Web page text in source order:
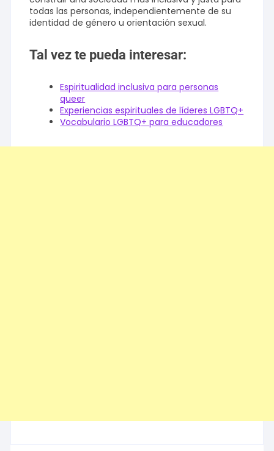
todas las personas, independientemente de su
identidad de género u orientación sexual.
Tal vez te pueda interesar:
Espiritualidad inclusiva para personas
queer
Experiencias espirituales de líderes LGBTQ+
Vocabulario LGBTQ+ para educadores